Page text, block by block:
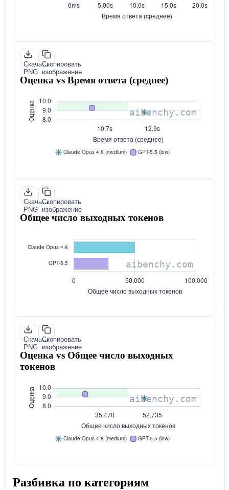
Скачать
PNG
Скопировать
изображение
Оценка vs Время ответа (среднее)
Скачать
PNG
Скопировать
изображение
Общее число выходных токенов
Скачать
PNG
Скопировать
изображение
Оценка vs Общее число выходных
токенов
Разбивка по категориям